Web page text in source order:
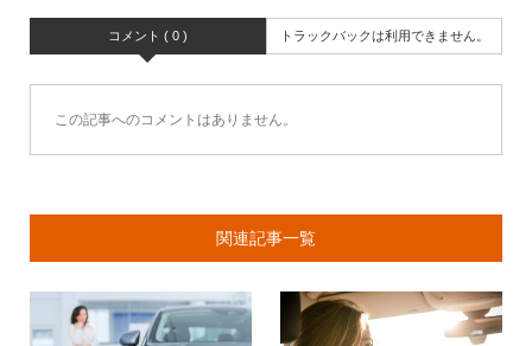
コメント ( 0 ) トラックバックは利用できません。
この記事へのコメントはありません。
関連記事一覧